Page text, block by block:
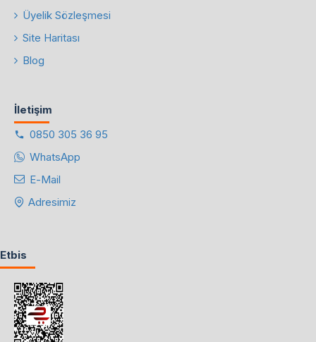
Üyelik Sözleşmesi
Site Haritası
Blog
İletişim
0850 305 36 95
WhatsApp
E-Mail
Adresimiz
Etbis